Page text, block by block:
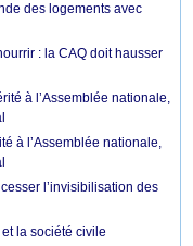
des logements avec
: la CAQ doit hausser
à l’Assemblée nationale,
à l’Assemblée nationale,
l’invisibilisation des
la société civile